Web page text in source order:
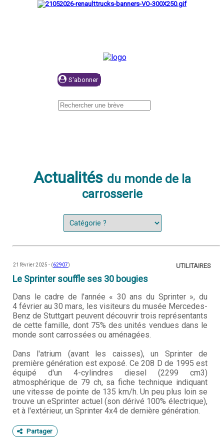
Actualités du monde de la
carrosserie
21 février 2025 - (62907) UTILITAIRES
Le Sprinter souffle ses 30 bougies
Dans le cadre de l'année « 30 ans du Sprinter », du
4 février au 30 mars, les visiteurs du musée Mercedes-
Benz de Stuttgart peuvent découvrir trois représentants
de cette famille, dont 75% des unités vendues dans le
monde sont carrossées ou aménagées.
Dans l'atrium (avant les caisses), un Sprinter de
première génération est exposé. Ce 208 D de 1995 est
équipé d'un 4-cylindres diesel (2299 cm3)
atmosphérique de 79 ch, sa fiche technique indiquant
une vitesse de pointe de 135 km/h. Un peu plus loin se
trouve un eSprinter actuel (son dérivé 100% électrique),
et à l'extérieur, un Sprinter 4x4 de dernière génération.
Partager